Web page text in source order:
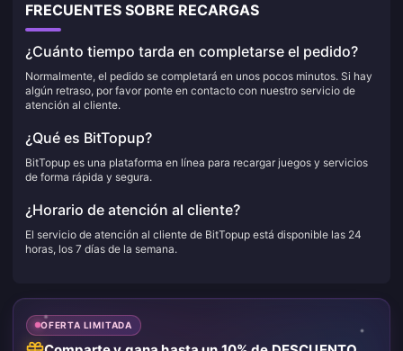
FRECUENTES SOBRE RECARGAS
¿Cuánto tiempo tarda en completarse el pedido?
Normalmente, el pedido se completará en unos pocos minutos. Si hay
algún retraso, por favor ponte en contacto con nuestro servicio de
atención al cliente.
¿Qué es BitTopup?
BitTopup es una plataforma en línea para recargar juegos y servicios
de forma rápida y segura.
¿Horario de atención al cliente?
El servicio de atención al cliente de BitTopup está disponible las 24
horas, los 7 días de la semana.
OFERTA LIMITADA